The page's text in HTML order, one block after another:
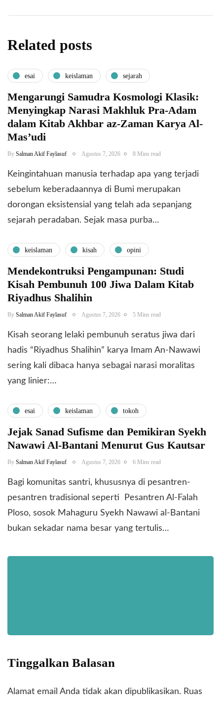
Related posts
esai keislaman sejarah
Mengarungi Samudra Kosmologi Klasik:
Menyingkap Narasi Makhluk Pra-Adam
dalam Kitab Akhbar az-Zaman Karya Al-
Mas’udi
By Salman Akif Faylasuf Agustus 7, 2026 8 Mins read
Keingintahuan manusia terhadap apa yang terjadi
sebelum keberadaannya di Bumi merupakan
dorongan eksistensial yang telah ada sepanjang
sejarah peradaban. Sejak masa purba…
keislaman kisah opini
Mendekontruksi Pengampunan: Studi
Kisah Pembunuh 100 Jiwa Dalam Kitab
Riyadhus Shalihin
By Salman Akif Faylasuf Agustus 7, 2026 5 Mins read
Kisah seorang lelaki pembunuh seratus jiwa dari
hadis “Riyadhus Shalihin” karya Imam An-Nawawi
sering kali dibaca hanya sebagai narasi moralitas
yang linier:…
esai keislaman tokoh
Jejak Sanad Sufisme dan Pemikiran Syekh
Nawawi Al-Bantani Menurut Gus Kautsar
By Salman Akif Faylasuf Agustus 7, 2026 6 Mins read
Bagi komunitas santri, khususnya di pesantren-
pesantren tradisional seperti Pesantren Al-Falah
Ploso, sosok Mahaguru Syekh Nawawi al-Bantani
bukan sekadar nama besar yang tertulis…
Tinggalkan Balasan
Alamat email Anda tidak akan dipublikasikan. Ruas